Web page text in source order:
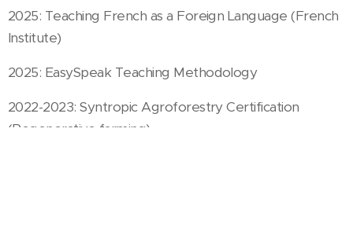
2025: Teaching French as a Foreign Language (French
Institute)
2025: EasySpeak Teaching Methodology
2022-2023: Syntropic Agroforestry Certification
(Regenerative farming)